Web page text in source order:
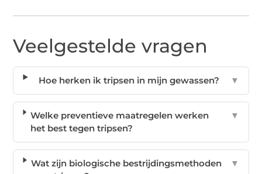
Veelgestelde vragen
Hoe herken ik tripsen in mijn gewassen? ▼
Welke preventieve maatregelen werken
het best tegen tripsen?
▼
Wat zijn biologische bestrijdingsmethoden
▼